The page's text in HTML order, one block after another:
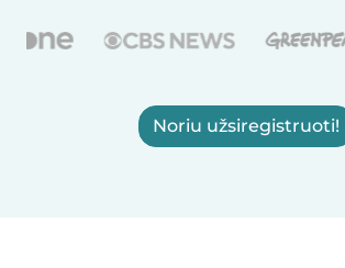
Noriu užsiregistruoti!